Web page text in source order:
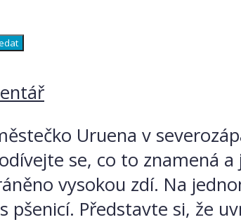
Uruena v
se, co to znamená
vysokou zdí. Na
pšenicí. Představte si, že